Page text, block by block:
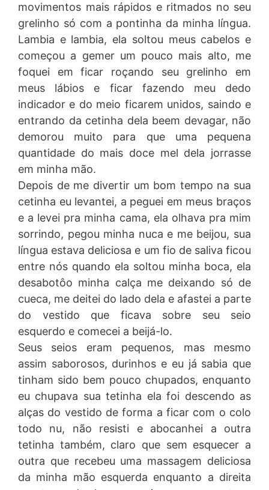
movimentos mais rápidos e ritmados no seu
grelinho só com a pontinha da minha língua.
Lambia e lambia, ela soltou meus cabelos e
começou a gemer um pouco mais alto, me
foquei em ficar roçando seu grelinho em
meus lábios e ficar fazendo meu dedo
indicador e do meio ficarem unidos, saindo e
entrando da cetinha dela beem devagar, não
demorou muito para que uma pequena
quantidade do mais doce mel dela jorrasse
em minha mão.
Depois de me divertir um bom tempo na sua
cetinha eu levantei, a peguei em meus braços
e a levei pra minha cama, ela olhava pra mim
sorrindo, pegou minha nuca e me beijou, sua
língua estava deliciosa e um fio de saliva ficou
entre nós quando ela soltou minha boca, ela
desabotôo minha calça me deixando só de
cueca, me deitei do lado dela e afastei a parte
do vestido que ficava sobre seu seio
esquerdo e comecei a beijá-lo.
Seus seios eram pequenos, mas mesmo
assim saborosos, durinhos e eu já sabia que
tinham sido bem pouco chupados, enquanto
eu chupava sua tetinha ela foi descendo as
alças do vestido de forma a ficar com o colo
todo nu, não resisti e abocanhei a outra
tetinha também, claro que sem esquecer a
outra que recebeu uma massagem deliciosa
da minha mão esquerda enquanto a direita